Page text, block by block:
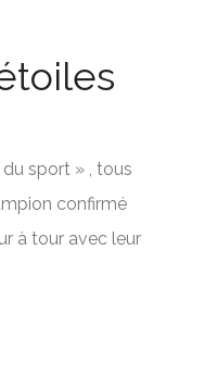
sport » , tous
confirmé
à tour avec leur